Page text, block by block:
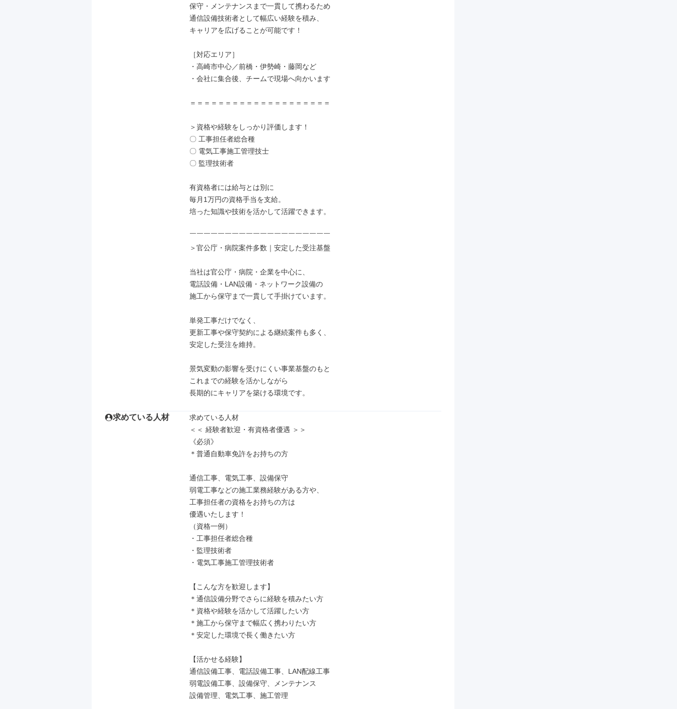
保守・メンテナンスまで一貫して携わるため
通信設備技術者として幅広い経験を積み、
キャリアを広げることが可能です！
［対応エリア］
・高崎市中心／前橋・伊勢崎・藤岡など
・会社に集合後、チームで現場へ向かいます
＝＝＝＝＝＝＝＝＝＝＝＝＝＝＝＝＝＝＝＝
＞資格や経験をしっかり評価します！
〇 工事担任者総合種
〇 電気工事施工管理技士
〇 監理技術者
有資格者には給与とは別に
毎月1万円の資格手当を支給。
培った知識や技術を活かして活躍できます。
￣￣￣￣￣￣￣￣￣￣￣￣￣￣￣￣￣￣￣￣
＞官公庁・病院案件多数｜安定した受注基盤
当社は官公庁・病院・企業を中心に、
電話設備・LAN設備・ネットワーク設備の
施工から保守まで一貫して手掛けています。
単発工事だけでなく、
更新工事や保守契約による継続案件も多く、
安定した受注を維持。
景気変動の影響を受けにくい事業基盤のもと
これまでの経験を活かしながら
長期的にキャリアを築ける環境です。
求めている人材
求めている人材
＜＜ 経験者歓迎・有資格者優遇 ＞＞
《必須》
＊普通自動車免許をお持ちの方
通信工事、電気工事、設備保守
弱電工事などの施工業務経験がある方や、
工事担任者の資格をお持ちの方は
優遇いたします！
（資格一例）
・工事担任者総合種
・監理技術者
・電気工事施工管理技術者
【こんな方を歓迎します】
＊通信設備分野でさらに経験を積みたい方
＊資格や経験を活かして活躍したい方
＊施工から保守まで幅広く携わりたい方
＊安定した環境で長く働きたい方
【活かせる経験】
通信設備工事、電話設備工事、LAN配線工事
弱電設備工事、設備保守、メンテナンス
設備管理、電気工事、施工管理